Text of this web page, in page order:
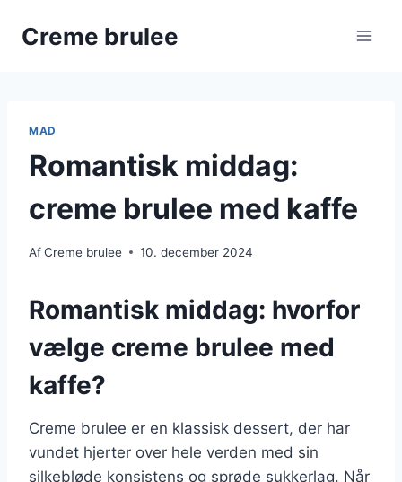
Creme brulee
MAD
Romantisk middag:
creme brulee med kaffe
AfCreme brulee 10. december 2024
Romantisk middag: hvorfor
vælge creme brulee med
kaffe?
Creme brulee er en klassisk dessert, der har
vundet hjerter over hele verden med sin
silkebløde konsistens og sprøde sukkerlag. Når